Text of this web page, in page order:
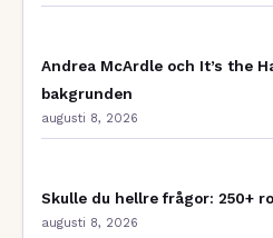
Andrea McArdle och It’s the
bakgrunden
augusti 8, 2026
Skulle du hellre frågor: 250+
augusti 8, 2026